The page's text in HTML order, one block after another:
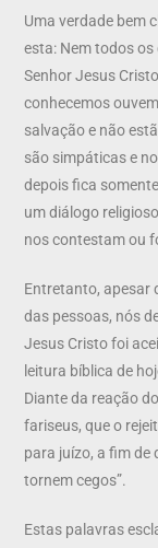
Uma verdade bem
esta: Nem todos os
Senhor Jesus
conhecemos
salvação e não
são simpáticas e
depois fica
um diálogo
nos contestam ou
Entretanto, apesar
das pessoas, nós
Jesus Cristo foi
leitura bíblica de
Diante da reação
fariseus, que o
para juízo, a fim de
tornem cegos”.
Estas palavras